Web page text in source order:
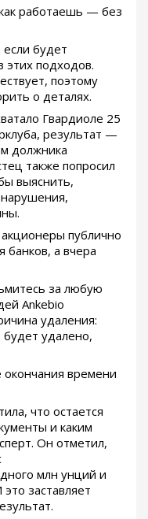
работаешь — без
будет
этих подходов.
поэтому
о деталях.
Гвардиоле 25
результат —
должника
также попросил
выяснить,
публично
банков, а вчера
за любую
Ankebio
удаления:
удалено,
окончания времени
что остается
и каким
Он отметил,
млн унций и
заставляет